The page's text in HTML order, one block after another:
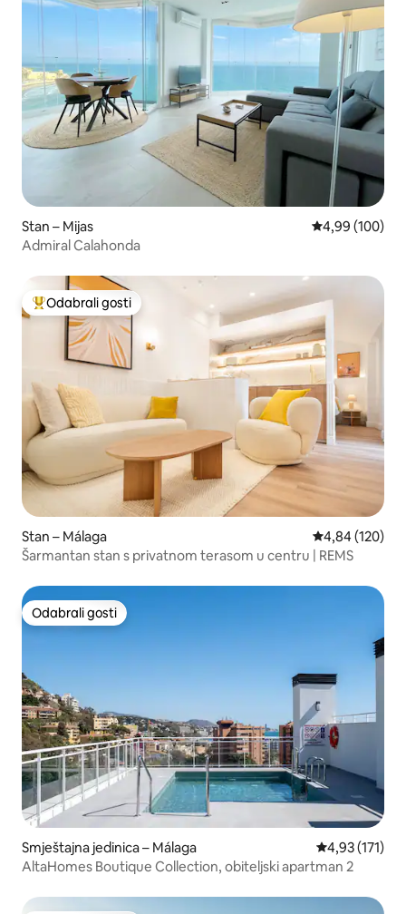
Stan – Mijas Prosječna
4,99 (100)
Admiral Calahonda
Među najviše rangiranima s oznakom „Odabrali gosti”
Odabrali gosti
Stan – Málaga Prosječna
4,84 (120)
Šarmantan stan s privatnom terasom u centru | REMS
Odabrali gosti
Odabrali gosti
Smještajna jedinica – Málaga Prosječna
4,93 (171)
AltaHomes Boutique Collection, obiteljski apartman 2